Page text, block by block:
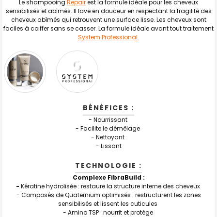
LA
SÉLECTION
AU PANIER
Le shampooing Repairest la formule idéale pour les cheveux
sensibilisés et abîmés. Il lave en douceur en respectant la fragilité des
cheveux abîmés qui retrouvent une surface lisse. Les cheveux sont
faciles à coiffer sans se casser. La formule idéale avant tout traitement
System Professional.
BÉNÉFICES :
- Nourrissant
- Facilite le démêlage
- Nettoyant
- Lissant
TECHNOLOGIE :
Complexe FibraBuild :
- Kératine hydrolisée : restaure la structure interne des cheveux
- Composés de Quaternium optimisés : restructurent les zones
sensibilisés et lissent les cuticules
- Amino TSP : nourrit et protège